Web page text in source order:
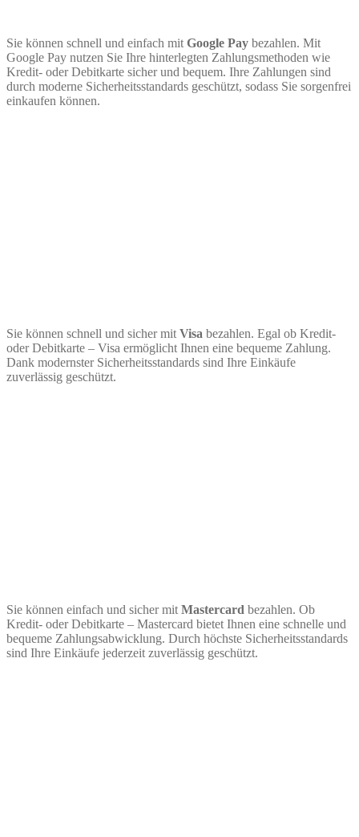
Sie können schnell und einfach mit Google Pay bezahlen. Mit
Google Pay nutzen Sie Ihre hinterlegten Zahlungsmethoden wie
Kredit- oder Debitkarte sicher und bequem. Ihre Zahlungen sind
durch moderne Sicherheitsstandards geschützt, sodass Sie sorgenfrei
einkaufen können.
Sie können schnell und sicher mit Visa bezahlen. Egal ob Kredit-
oder Debitkarte – Visa ermöglicht Ihnen eine bequeme Zahlung.
Dank modernster Sicherheitsstandards sind Ihre Einkäufe
zuverlässig geschützt.
Sie können einfach und sicher mit Mastercard bezahlen. Ob
Kredit- oder Debitkarte – Mastercard bietet Ihnen eine schnelle und
bequeme Zahlungsabwicklung. Durch höchste Sicherheitsstandards
sind Ihre Einkäufe jederzeit zuverlässig geschützt.